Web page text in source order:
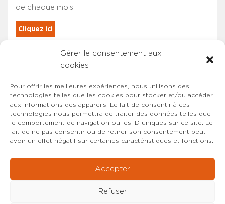
Gérer le consentement aux
cookies
Pour offrir les meilleures expériences, nous utilisons des
technologies telles que les cookies pour stocker et/ou accéder
aux informations des appareils. Le fait de consentir à ces
technologies nous permettra de traiter des données telles que
le comportement de navigation ou les ID uniques sur ce site. Le
fait de ne pas consentir ou de retirer son consentement peut
avoir un effet négatif sur certaines caractéristiques et fonctions.
Accepter
Refuser
de chaque mois.
Cliquez ici
Les adhérents du SYNCASS-CFDT
sont automatiquement inscrits.